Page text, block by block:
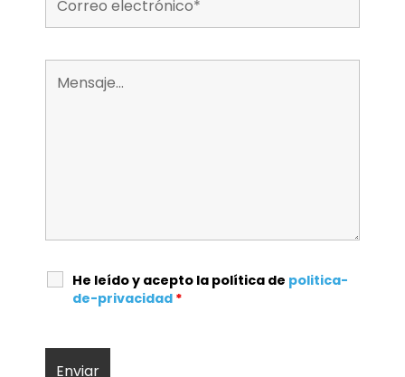
He leído y acepto la política de politica-
de-privacidad *